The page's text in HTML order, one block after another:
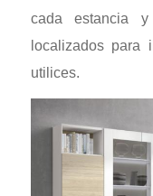
cada estancia
localizados para
utilices.